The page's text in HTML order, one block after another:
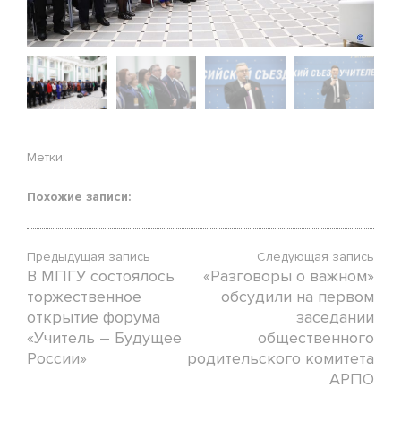
Метки:
Похожие записи:
Предыдущая запись
В МПГУ состоялось
торжественное
открытие форума
«Учитель – Будущее
России»
Следующая запись
«Разговоры о важном»
обсудили на первом
заседании
общественного
родительского комитета
АРПО